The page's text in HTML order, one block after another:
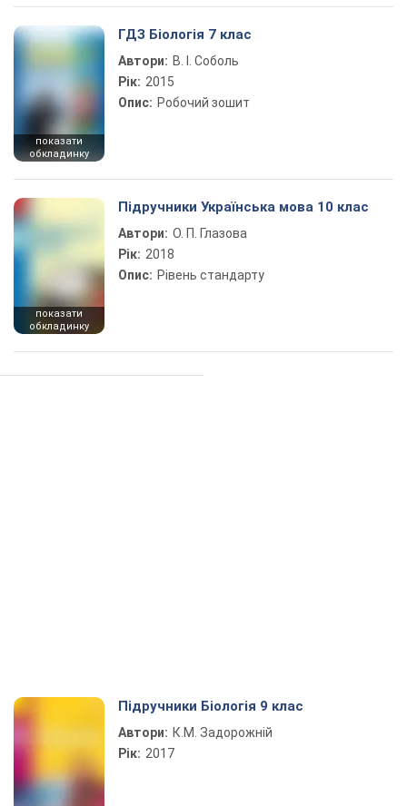
показати
обкладинку
ГДЗ Біологія 7 клас
Автори: В. І. Соболь
Рік: 2015
Опис: Робочий зошит
показати
обкладинку
Підручники Українська мова 10 клас
Автори: О. П. Глазова
Рік: 2018
Опис: Рівень стандарту
Підручники Біологія 9 клас
Автори: К.М. Задорожній
Рік: 2017